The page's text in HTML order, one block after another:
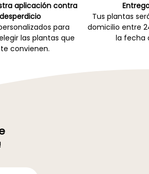
aplicación contra
para
las plantas que
convienen.
Tus plantas
domicilio entre
la fecha